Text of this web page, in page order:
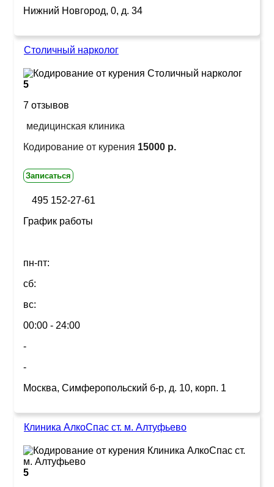
Нижний Новгород, 0, д. 34
Столичный нарколог
5
7 отзывов
медицинская клиника
Кодирование от курения 15000 р.
Записаться
495 152-27-61
График работы
пн-пт:
сб:
вс:
00:00 - 24:00
-
-
Москва, Симферопольский б-р, д. 10, корп. 1
Клиника АлкоСпас ст. м. Алтуфьево
5